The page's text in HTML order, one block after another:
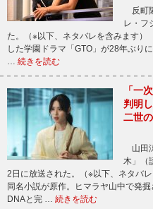
反町
レ・フ
た。（※以下、ネタバレを含みます
した学園ドラマ「GTO」が28年ぶり
… 続きを読む
「一
判明
二世
山田
木」（
2日に放送された。（※以下、ネタバ
同名小説が原作。ヒマラヤ山中で発
DNAと完 … 続きを読む